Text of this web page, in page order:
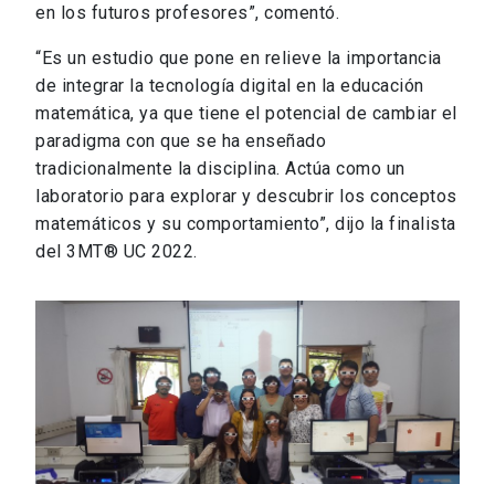
en los futuros profesores”, comentó.
“Es un estudio que pone en relieve la importancia
de integrar la tecnología digital en la educación
matemática, ya que tiene el potencial de cambiar el
paradigma con que se ha enseñado
tradicionalmente la disciplina. Actúa como un
laboratorio para explorar y descubrir los conceptos
matemáticos y su comportamiento”, dijo la finalista
del 3MT® UC 2022.